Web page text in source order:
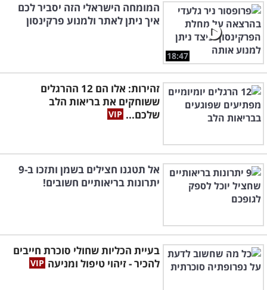
18:47
המומחה הישראלי הזה יסביר לכם
איך ניתן לאתר ולמנוע פרקינסון
זהירות: אלו הם 12 ההרגלים
ששוחקים את בריאות הלב
שלכם...
אל תטגנו חצילים בשמן ותזכו ב-9
יתרונות בריאותיים חשובים!
בעיית הכליות שחולי סוכרת חייבים
להכיר - זיהוי טיפול ומניעה